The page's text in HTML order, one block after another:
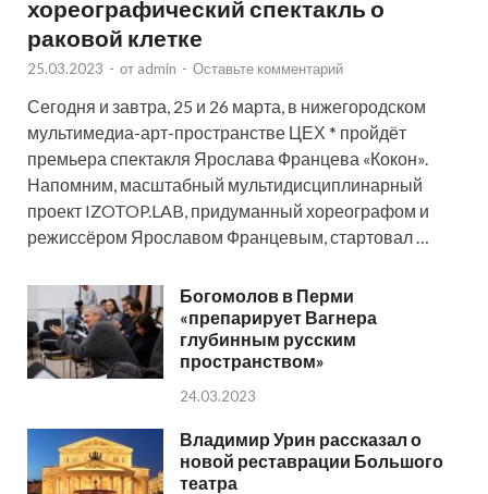
хореографический спектакль о
раковой клетке
25.03.2023 - от admin - Оставьте комментарий
Сегодня и завтра, 25 и 26 марта, в нижегородском
мультимедиа-арт-пространстве ЦЕХ * пройдёт
премьера спектакля Ярослава Францева «Кокон».
Напомним, масштабный мультидисциплинарный
проект IZOTOP.LAB, придуманный хореографом и
режиссёром Ярославом Францевым, стартовал …
Богомолов в Перми
«препарирует Вагнера
глубинным русским
пространством»
24.03.2023
Владимир Урин рассказал о
новой реставрации Большого
театра